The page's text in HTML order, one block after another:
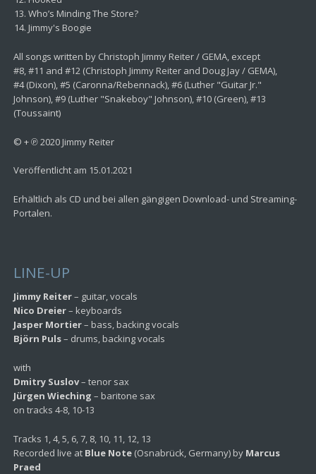
Who’s Minding The Store?
Jimmy's Boogie
All songs written by Christoph Jimmy Reiter / GEMA, except
#8, #11 and #12 (Christoph Jimmy Reiter and Doug Jay / GEMA),
#4 (Dixon), #5 (Caronna/Rebennack), #6 (Luther "Guitar Jr."
Johnson), #9 (Luther "Snakeboy" Johnson), #10 (Green), #13
(Toussaint)
© + ℗ 2020 Jimmy Reiter
Veröffentlicht am 15.01.2021
Erhältlich als CD und bei allen gängigen Download- und Streaming-
Portalen.
LINE-UP
Jimmy Reiter– guitar, vocals
Nico Dreier– keyboards
Jasper Mortier– bass, backing vocals
Björn Puls– drums, backing vocals
with
Dmitry Suslov– tenor sax
Jürgen Wieching – baritone sax
on tracks 4-8, 10-13
Tracks 1, 4, 5, 6, 7, 8, 10, 11, 12, 13
Recorded live at Blue Note(Osnabrück, Germany) by Marcus
Praed